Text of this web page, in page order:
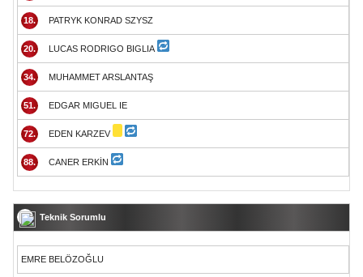
18. PATRYK KONRAD SZYSZ
20. LUCAS RODRIGO BIGLIA
34. MUHAMMET ARSLANTAŞ
51. EDGAR MIGUEL IE
72. EDEN KARZEV
88. CANER ERKİN
Teknik Sorumlu
EMRE BELÖZOĞLU